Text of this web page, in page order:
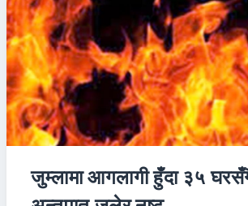
जुम्लामा आगलागी हुँदा ३५